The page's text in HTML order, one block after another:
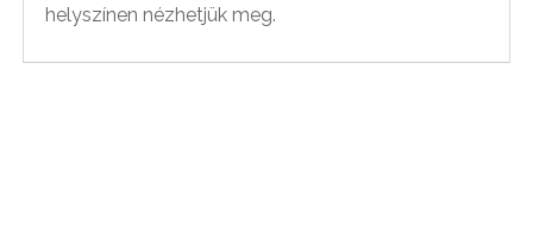
helyszínen nézhetjük meg.